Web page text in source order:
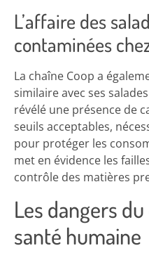
L’affaire des
contaminées
La chaîne Coop a
similaire avec ses
révélé une présence de
seuils acceptables,
pour protéger les
met en évidence les
contrôle des matières
Les dangers
santé humaine